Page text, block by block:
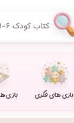
بازی های فکری بازی